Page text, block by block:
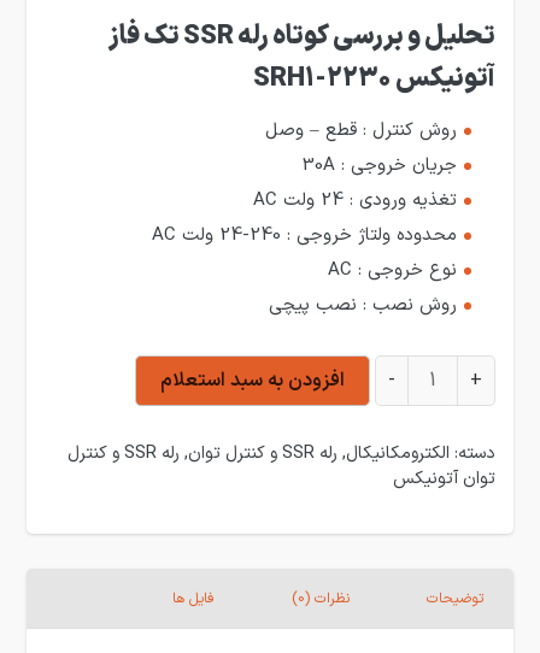
تحلیل و بررسی کوتاه رله SSR تک فاز
آتونیکس SRH1-2230
روش کنترل : قطع – وصل
جریان خروجی : 30A
تغذیه ورودی : 24 ولت AC
محدوده ولتاژ خروجی : 240-24 ولت AC
نوع خروجی : AC
روش نصب : نصب پیچی
رله SSR تک فاز آتونیکس SRH1-2230 عدد
+
- افزودن به سبد استعلام
دسته: الکترومکانیکال, رله SSR و کنترل توان ,
رله SSR و کنترل
توان آتونیکس
توضیحات نظرات (0) فایل ها